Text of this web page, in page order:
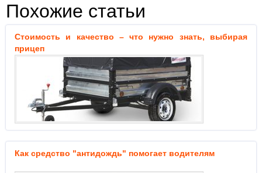
Похожие статьи
Стоимость и качество – что нужно знать, выбирая
прицеп
Как средство "антидождь" помогает водителям